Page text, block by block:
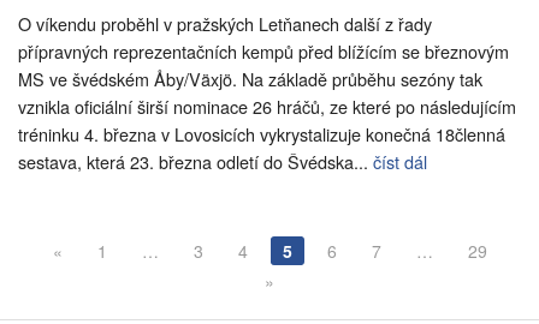
O víkendu proběhl v pražských Letňanech další z řady
přípravných reprezentačních kempů před blížícím se březnovým
MS ve švédském Åby/Växjö. Na základě průběhu sezóny tak
vznikla oficiální širší nominace 26 hráčů, ze které po následujícím
tréninku 4. března v Lovosicích vykrystalizuje konečná 18členná
sestava, která 23. března odletí do Švédska... číst dál
« 1 … 3 4 5 6 7 …
29
»